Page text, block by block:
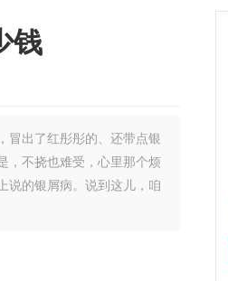
钱
冒出了红彤彤的、还带点银
，不挠也难受，心里那个烦
说的银屑病。说到这儿，咱